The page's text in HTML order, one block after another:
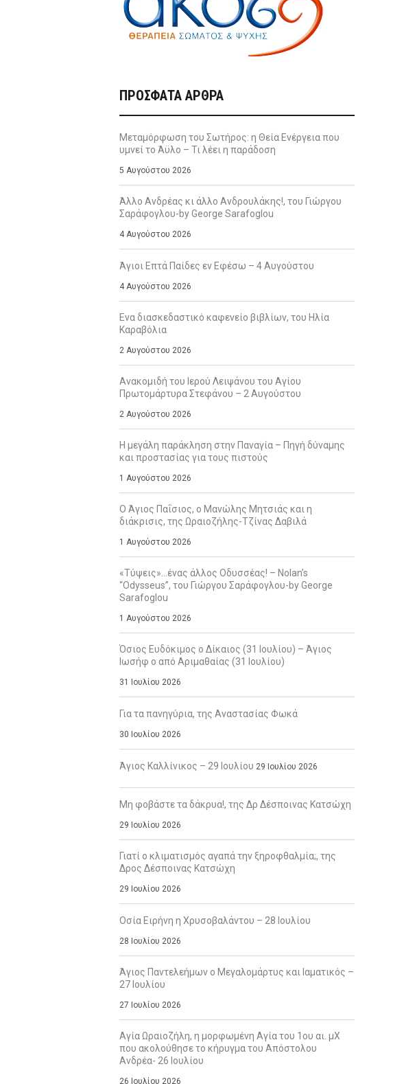
ΠΡΌΣΦΑΤΑ ΆΡΘΡΑ
Μεταμόρφωση του Σωτήρος: η Θεία Ενέργεια που
υμνεί το Άϋλο – Τι λέει η παράδοση
5 Αυγούστου 2026
Άλλο Ανδρέας κι άλλο Ανδρουλάκης!, του Γιώργου
Σαράφογλου-by George Sarafoglou
4 Αυγούστου 2026
Άγιοι Επτά Παίδες εν Εφέσω – 4 Αυγούστου
4 Αυγούστου 2026
Ενα διασκεδαστικό καφενείο βιβλίων, του Ηλία
Καραβόλια
2 Αυγούστου 2026
Ανακομιδή του Ιερού Λειψάνου του Αγίου
Πρωτομάρτυρα Στεφάνου – 2 Αυγούστου
2 Αυγούστου 2026
Η μεγάλη παράκληση στην Παναγία – Πηγή δύναμης
και προστασίας για τους πιστούς
1 Αυγούστου 2026
Ο Άγιος Παΐσιος, ο Μανώλης Μητσιάς και η
διάκρισις, της Ωραιοζήλης-Τζίνας Δαβιλά
1 Αυγούστου 2026
«Τύψεις»…ένας άλλος Οδυσσέας! – Nolan’s
“Odysseus”, του Γιώργου Σαράφογλου-by George
Sarafoglou
1 Αυγούστου 2026
Όσιος Ευδόκιμος ο Δίκαιος (31 Ιουλίου) – Άγιος
Ιωσήφ ο από Αριμαθαίας (31 Ιουλίου)
31 Ιουλίου 2026
Για τα πανηγύρια, της Αναστασίας Φωκά
30 Ιουλίου 2026
Άγιος Καλλίνικος – 29 Ιουλίου 29 Ιουλίου 2026
Μη φοβάστε τα δάκρυα!, της Δρ Δέσποινας Κατσώχη
29 Ιουλίου 2026
Γιατί ο κλιματισμός αγαπά την ξηροφθαλμία;, της
Δρος Δέσποινας Κατσώχη
29 Ιουλίου 2026
Οσία Ειρήνη η Χρυσοβαλάντου – 28 Ιουλίου
28 Ιουλίου 2026
Άγιος Παντελεήμων ο Μεγαλομάρτυς και Ιαματικός –
27 Ιουλίου
27 Ιουλίου 2026
Αγία Ωραιοζήλη, η μορφωμένη Αγία του 1ου αι. μΧ
που ακολούθησε το κήρυγμα του Απόστολου
Ανδρέα- 26 Ιουλίου
26 Ιουλίου 2026